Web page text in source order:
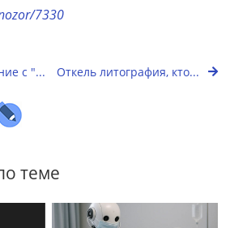
7330
с "... Откель литография, кто...
теме